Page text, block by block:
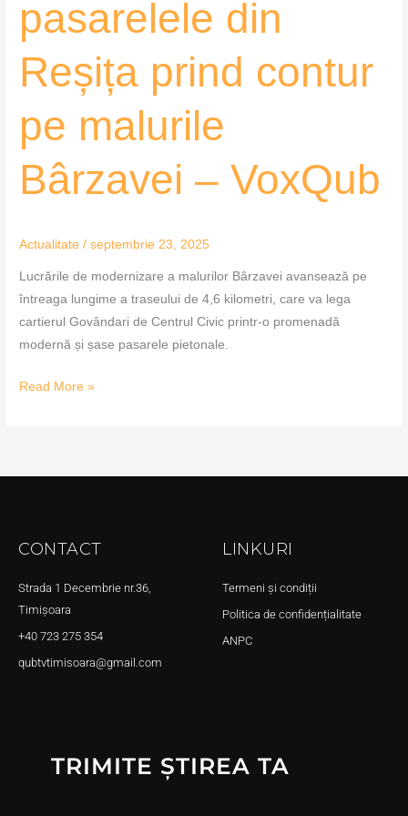
pasarelele din
Reșița prind contur
pe malurile
Bârzavei – VoxQub
Actualitate /septembrie 23, 2025
Lucrările de modernizare a malurilor Bârzavei avansează pe
întreaga lungime a traseului de 4,6 kilometri, care va lega
cartierul Govândari de Centrul Civic printr-o promenadă
modernă și șase pasarele pietonale.
Read More »
CONTACT
Strada 1 Decembrie nr.36,
Timișoara
+40 723 275 354
qubtvtimisoara@gmail.com
LINKURI
Termeni și condiții
Politica de confidențialitate
ANPC
TRIMITE ȘTIREA TA